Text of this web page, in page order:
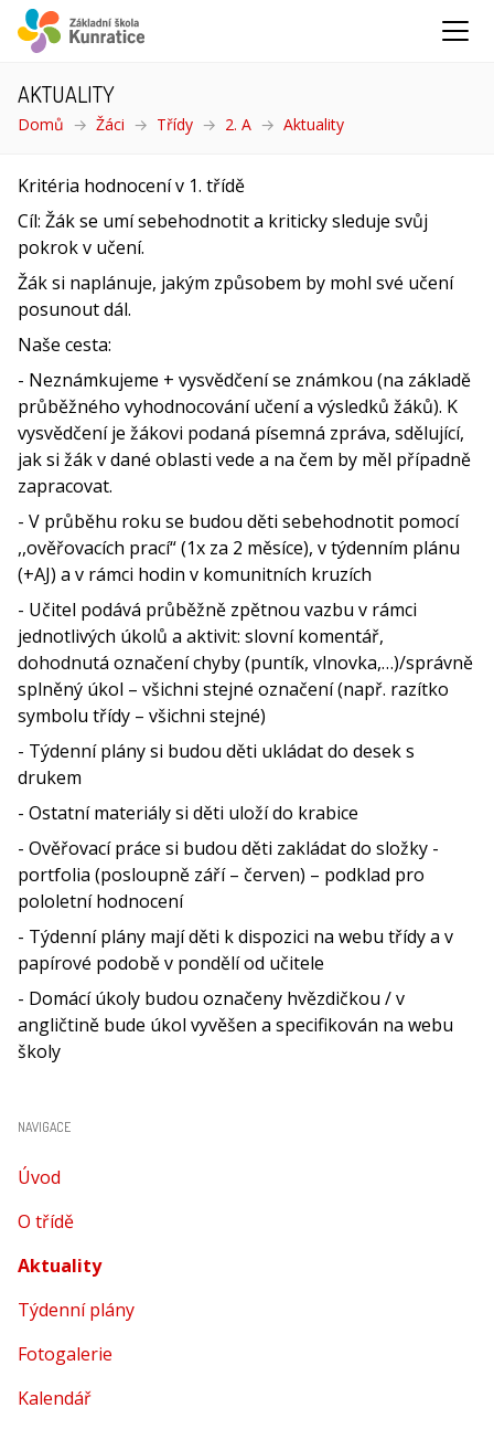
AKTUALITY
Domů Žáci Třídy 2. A Aktuality
Kritéria hodnocení v 1. třídě
Cíl: Žák se umí sebehodnotit a kriticky sleduje svůj
pokrok v učení.
Žák si naplánuje, jakým způsobem by mohl své učení
posunout dál.
Naše cesta:
- Neznámkujeme + vysvědčení se známkou (na základě
průběžného vyhodnocování učení a výsledků žáků). K
vysvědčení je žákovi podaná písemná zpráva, sdělující,
jak si žák v dané oblasti vede a na čem by měl případně
zapracovat.
- V průběhu roku se budou děti sebehodnotit pomocí
,,ověřovacích prací“ (1x za 2 měsíce), v týdenním plánu
(+AJ) a v rámci hodin v komunitních kruzích
- Učitel podává průběžně zpětnou vazbu v rámci
jednotlivých úkolů a aktivit: slovní komentář,
dohodnutá označení chyby (puntík, vlnovka,…)/správně
splněný úkol – všichni stejné označení (např. razítko
symbolu třídy – všichni stejné)
- Týdenní plány si budou děti ukládat do desek s
drukem
- Ostatní materiály si děti uloží do krabice
- Ověřovací práce si budou děti zakládat do složky -
portfolia (posloupně září – červen) – podklad pro
pololetní hodnocení
- Týdenní plány mají děti k dispozici na webu třídy a v
papírové podobě v pondělí od učitele
- Domácí úkoly budou označeny hvězdičkou / v
angličtině bude úkol vyvěšen a specifikován na webu
školy
NAVIGACE
Úvod
O třídě
Aktuality(aktuální)
Týdenní plány
Fotogalerie
Kalendář